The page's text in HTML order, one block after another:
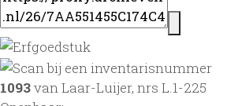
1093van Laar-Luijer, nrs L.1-225